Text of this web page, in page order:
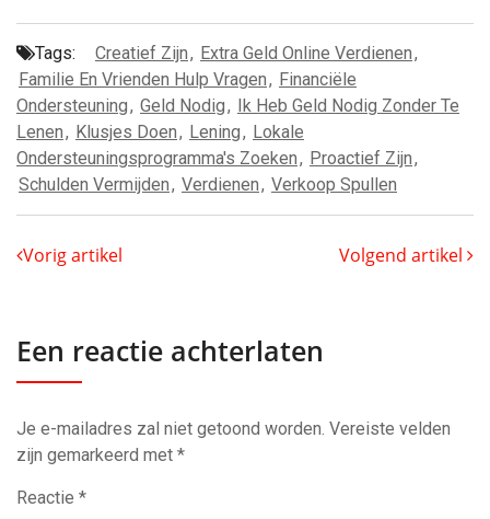
Tags: Creatief Zijn, Extra Geld Online Verdienen,
Familie En Vrienden Hulp Vragen, Financiële
Ondersteuning, Geld Nodig, Ik Heb Geld Nodig Zonder Te
Lenen, Klusjes Doen, Lening, Lokale
Ondersteuningsprogramma's Zoeken, Proactief Zijn,
Schulden Vermijden, Verdienen, Verkoop Spullen
Vorig artikel Volgend artikel
Een reactie achterlaten
Je e-mailadres zal niet getoond worden. Vereiste velden
zijn gemarkeerd met *
Reactie *